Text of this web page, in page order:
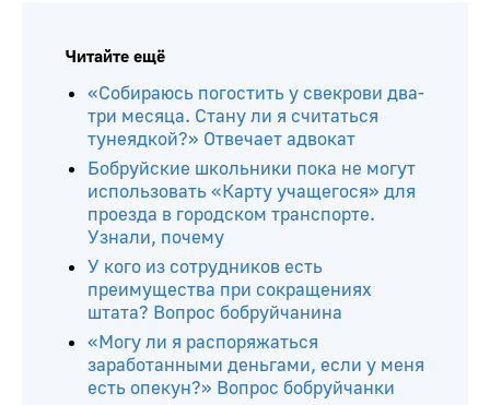
Читайте ещё
«Собираюсь погостить у свекрови два-
три месяца. Стану ли я считаться
тунеядкой?» Отвечает адвокат
Бобруйские школьники пока не могут
использовать «Карту учащегося» для
проезда в городском транспорте.
Узнали, почему
У кого из сотрудников есть
преимущества при сокращениях
штата? Вопрос бобруйчанина
«Могу ли я распоряжаться
заработанными деньгами, если у меня
есть опекун?» Вопрос бобруйчанки